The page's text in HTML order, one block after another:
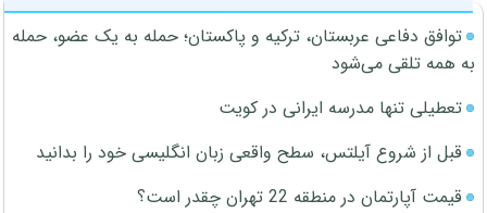
توافق دفاعی عربستان، ترکیه و پاکستان؛ حمله به یک عضو، حمله
به همه تلقی می‌شود
تعطیلی تنها مدرسه ایرانی در کویت
قبل از شروع آیلتس، سطح واقعی زبان انگلیسی خود را بدانید
قیمت آپارتمان در منطقه 22 تهران چقدر است؟